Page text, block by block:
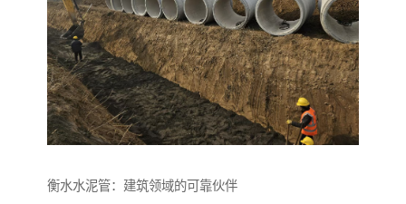
衡水水泥管：建筑领域的可靠伙伴